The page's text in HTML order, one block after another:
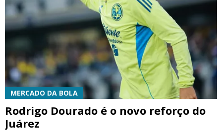
MERCADO DA BOLA
Rodrigo Dourado é o novo reforço do
Juárez